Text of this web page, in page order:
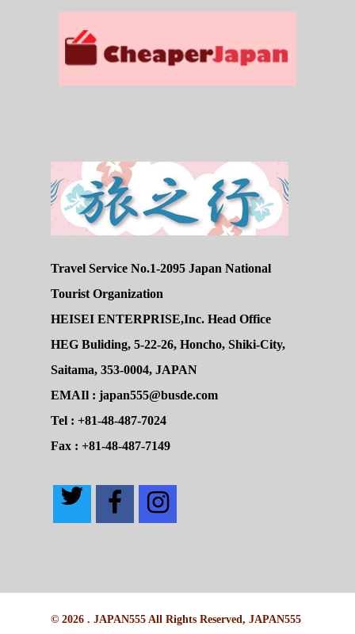
Travel Service No.1-2095 Japan National
Tourist Organization
HEISEI ENTERPRISE,Inc. Head Office
HEG Buliding, 5-22-26, Honcho, Shiki-City,
Saitama, 353-0004, JAPAN
EMAIl : japan555@busde.com
Tel : +81-48-487-7024
Fax : +81-48-487-7149
© 2026 . JAPAN555 All Rights Reserved, JAPAN555